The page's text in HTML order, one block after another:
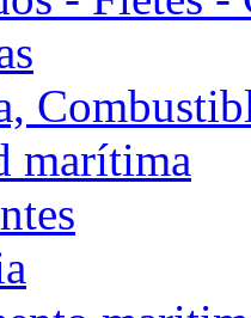
marítima